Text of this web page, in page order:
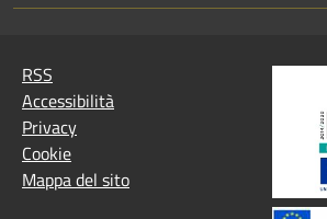
RSS
Accessibilità
Privacy
Cookie
Mappa del sito